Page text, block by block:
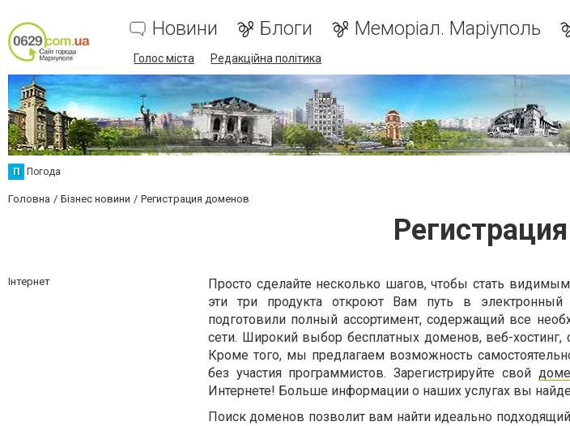
Новини Блоги Меморіал. Маріуполь
Голос міста Редакційна політика
П Погода
Головна Бізнес новини Регистрация доменов
Інтернет
Просто сделайте несколько шагов, чтобы стать
эти три продукта откроют Вам путь в
подготовили полный ассортимент, содержащий все
сети. Широкий выбор бесплатных доменов, веб-хостинг,
Кроме того, мы предлагаем возможность
без участия программистов. Зарегистрируйте свой
Интернете! Больше информации о наших услугах вы
Поиск доменов позволит вам найти идеально